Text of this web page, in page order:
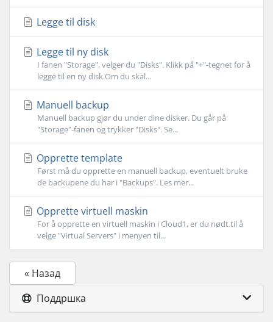
Legge til disk
Legge til ny disk
I fanen "Storage", velger du "Disks". Klikk på "+"-tegnet for å
legge til en ny disk.Om du skal...
Manuell backup
Manuell backup gjør du under dine disker. Du går på
"Storage"-fanen og trykker "Disks". Se...
Opprette template
Først må du opprette en manuell backup, eventuelt bruke
de backupene du har i "Backups". Les mer...
Opprette virtuell maskin
For å opprette en virtuell maskin i Cloud1, er du nødt til å
velge "Virtual Servers" i menyen til...
« Назад
Поддршка